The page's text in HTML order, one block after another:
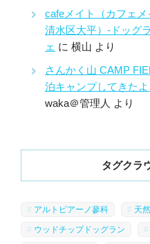
cafeメイト（カフェ
清水区大平）-ドッグ
ェ に 横山 より
さんかく山 CAMP
泊キャンプしてきたよ
waka＠管理人 より
タグクラ
アルトピアーノ蓼科 天
ウッドチップドッグラン